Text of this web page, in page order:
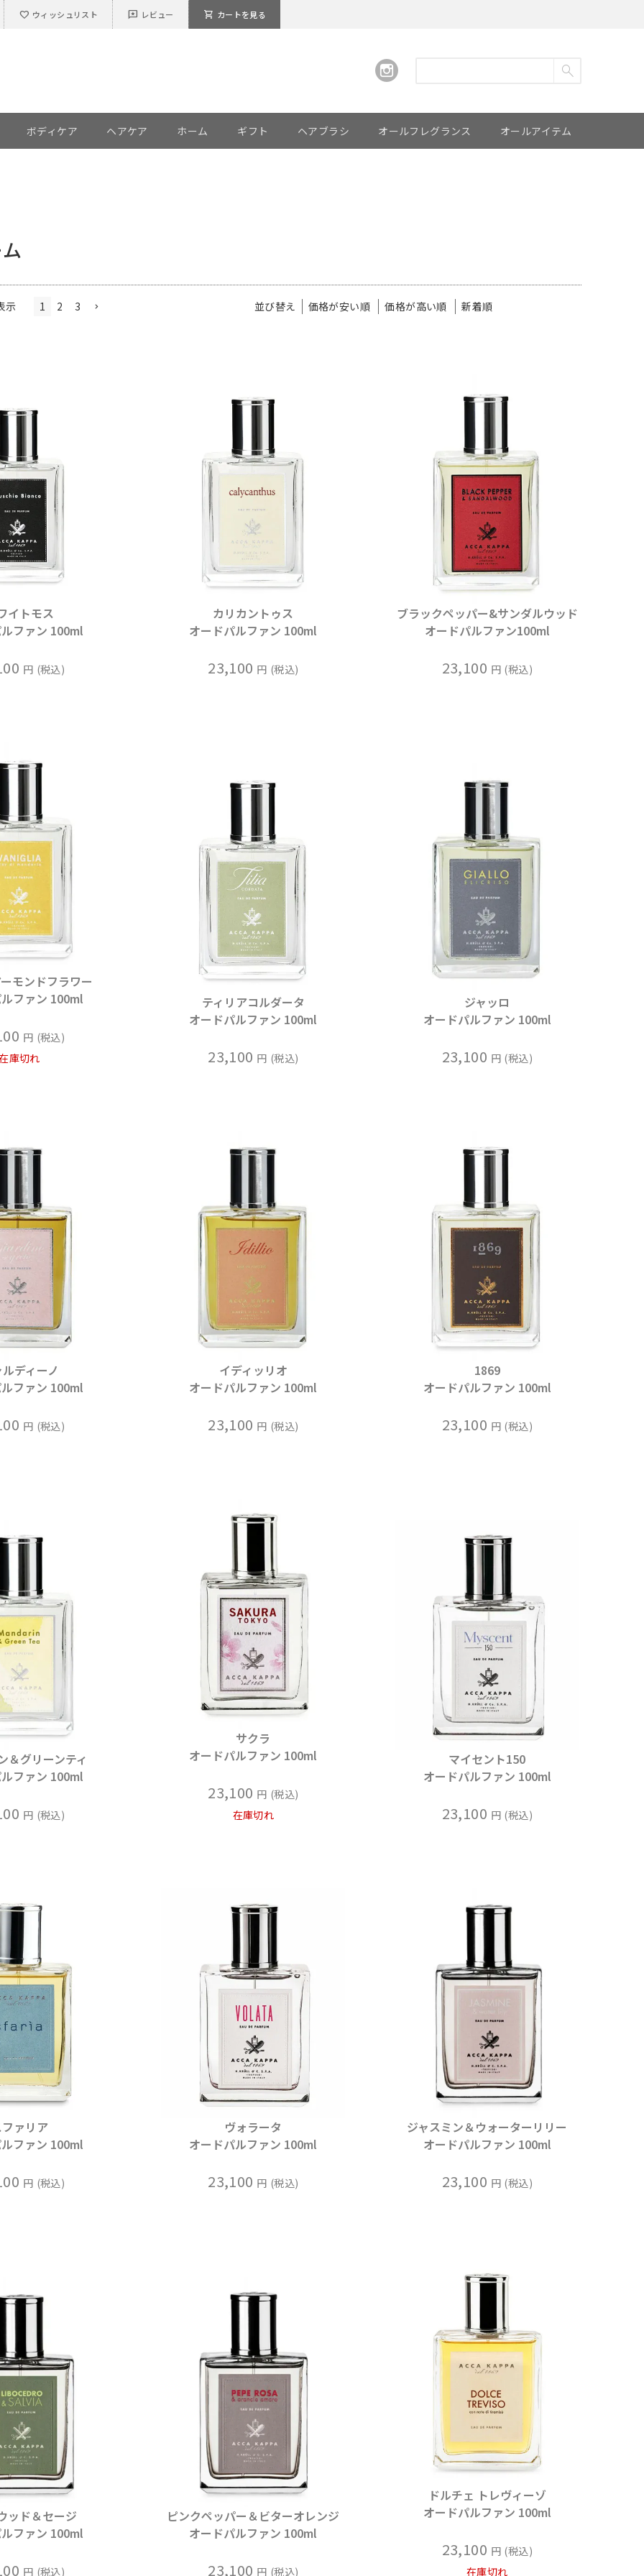
favorite ウィッシュリスト reviews レビュー shopping_cart カートを見る
ボディケア ヘアケア ホーム ギフト ヘアブラシ オールフレグランス オールアイテム
並び替え 価格が安い順 価格が高い順 新着順
示 1 2 3
イトモス
ファン 100ml
税込
カリカントゥス
オードパルファン 100ml
23,100 税込
ブラックペッパー&サンダルウッド
オードパルファン100ml
23,100 税込
モンドフラワー
ファン 100ml
税込
庫切れ
ティリアコルダータ
オードパルファン 100ml
23,100 税込
ジャッロ
オードパルファン 100ml
23,100 税込
ディーノ
ファン 100ml
税込
イディッリオ
オードパルファン 100ml
23,100 税込
1869
オードパルファン 100ml
23,100 税込
＆グリーンティ
ファン 100ml
税込
サクラ
オードパルファン 100ml
23,100
税込
在庫切れ
マイセント150
オードパルファン 100ml
23,100 税込
ァリア
ファン 100ml
税込
ヴォラータ
オードパルファン 100ml
23,100 税込
ジャスミン＆ウォーターリリー
オードパルファン 100ml
23,100 税込
ッド＆セージ
ファン 100ml
税込
ピンクペッパー＆ビターオレンジ
オードパルファン 100ml
23,100 税込
ドルチェ トレヴィーゾ
オードパルファン 100ml
23,100
税込
在庫切れ